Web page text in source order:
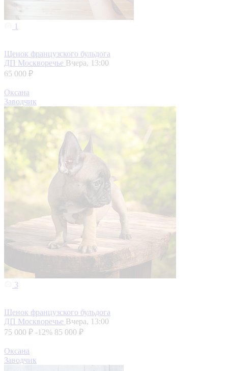
1
Щенок французского бульдога
ДП Москворечье Вчера, 13:00
65 000 ₽
Оксана
Заводчик
3
Щенок французского бульдога
ДП Москворечье Вчера, 13:00
75 000 ₽ -12% 85 000 ₽
Оксана
Заводчик